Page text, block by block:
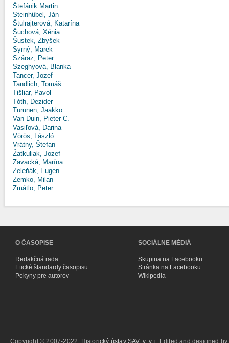
Štefánik Martin
Steinhübel, Ján
Štulrajterová, Katarína
Šuchová, Xénia
Šustek, Zbyšek
Syrný, Marek
Száraz, Peter
Szeghyová, Blanka
Tancer, Jozef
Tandlich, Tomáš
Tišliar, Pavol
Tóth, Dezider
Turunen, Jaakko
Van Duin, Pieter C.
Vasiľová, Darina
Vörös, László
Vrátny, Štefan
Žatkuliak, Jozef
Zavacká, Marína
Zeleňák, Eugen
Zemko, Milan
Zmátlo, Peter
O ČASOPISE
Redakčná rada
Etické štandardy časopisu
Pokyny pre autorov
SOCIÁLNE MÉDIÁ
Skupina na Facebooku
Stránka na Facebooku
Wikipedia